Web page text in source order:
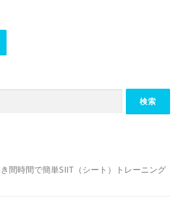
間時間で簡単SIIT（シート）トレーニング